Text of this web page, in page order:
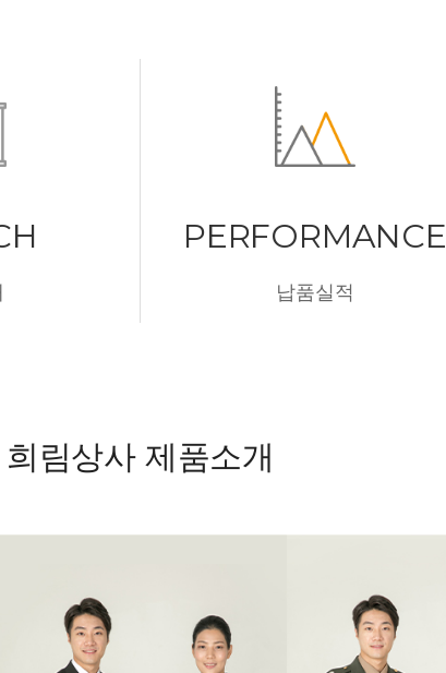
PERFORMANCE
납품실적
희림상사 제품소개